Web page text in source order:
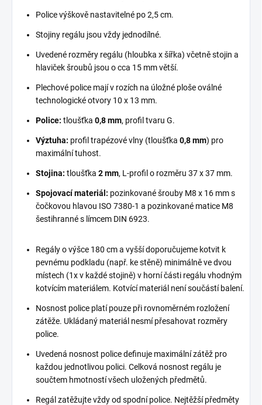
Police výškově nastavitelné po 2,5 cm.
Stojiny regálu jsou vždy jednodílné.
Uvedené rozměry regálu (hloubka x šířka) včetně stojin a
hlaviček šroubů jsou o cca 15 mm větší.
Plechové police mají v rozích na úložné ploše oválné
technologické otvory 10 x 13 mm.
Police: tloušťka 0,8 mm, profil tvaru G.
Výztuha: profil trapézové vlny (tloušťka 0,8 mm) pro
maximální tuhost.
Stojina: tloušťka 2 mm, L-profil o rozměru 37 x 37 mm.
Spojovací materiál: pozinkované šrouby M8 x 16 mm s
čočkovou hlavou ISO 7380-1 a pozinkované matice M8
šestihranné s límcem DIN 6923.
Regály o výšce 180 cm a vyšší doporučujeme kotvit k
pevnému podkladu (např. ke stěně) minimálně ve dvou
místech (1x v každé stojině) v horní části regálu vhodným
kotvícím materiálem. Kotvící materiál není součástí balení.
Nosnost police platí pouze při rovnoměrném rozložení
zátěže. Ukládaný materiál nesmí přesahovat rozměry
police.
Uvedená nosnost police definuje maximální zátěž pro
každou jednotlivou polici. Celková nosnost regálu je
součtem hmotností všech uložených předmětů.
Regál zatěžujte vždy od spodní police. Nejtěžší předměty